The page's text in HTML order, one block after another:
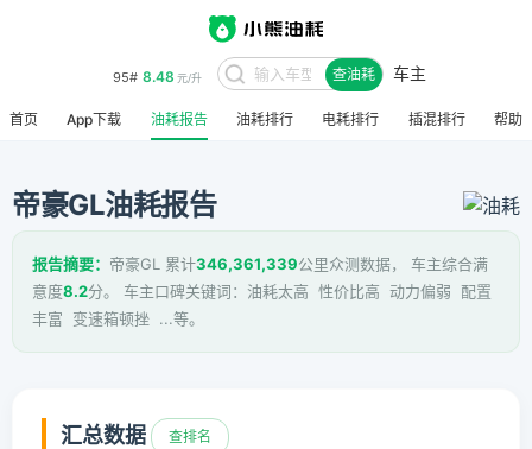
95# 8.48 元/升 查油耗 车主
首页 App下载 油耗报告 油耗排行 电耗排行 插混排行 帮助
帝豪GL油耗报告
报告摘要： 帝豪GL 累计346,361,339公里众测数据， 车主综合满
意度8.2分。 车主口碑关键词：油耗太高 性价比高 动力偏弱 配置
丰富 变速箱顿挫 ...等。
汇总数据 查排名